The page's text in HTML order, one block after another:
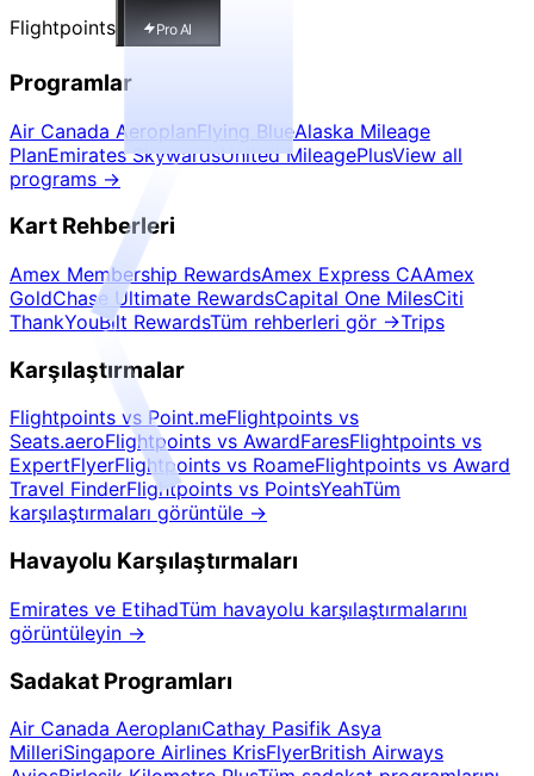
Flightpoints Pro Al
Programlar
Air Canada AeroplanFlying BlueAlaska Mileage
PlanEmirates SkywardsUnited MileagePlusView all
programs →
Kart Rehberleri
Amex Membership RewardsAmex Express CAAmex
GoldChase Ultimate RewardsCapital One MilesCiti
ThankYouBilt RewardsTüm rehberleri gör →Trips
Karşılaştırmalar
Flightpoints vs Point.meFlightpoints vs
Seats.aeroFlightpoints vs AwardFaresFlightpoints vs
ExpertFlyerFlightpoints vs RoameFlightpoints vs Award
Travel FinderFlightpoints vs PointsYeahTüm
karşılaştırmaları görüntüle →
Havayolu Karşılaştırmaları
Emirates ve EtihadTüm havayolu karşılaştırmalarını
görüntüleyin →
Sadakat Programları
Air Canada AeroplanıCathay Pasifik Asya
MilleriSingapore Airlines KrisFlyerBritish Airways